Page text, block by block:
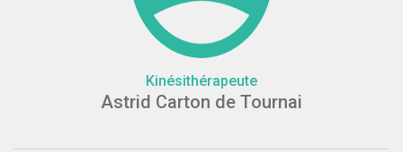
Kinésithérapeute
Astrid Carton de Tournai